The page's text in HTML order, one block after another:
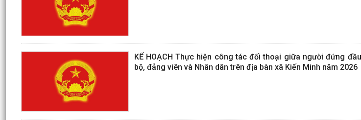
KẾ HOẠCH Thực hiện công tác đối thoại giữa người đứng
bộ, đảng viên và Nhân dân trên địa bàn xã Kiến Minh năm 2026